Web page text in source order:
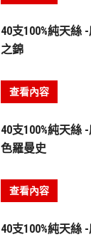
40支100%純天絲
之錦
查看內容
40支100%純天絲
色羅曼史
查看內容
40支100%純天絲